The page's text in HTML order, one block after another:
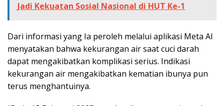
Jadi Kekuatan Sosial Nasional di HUT Ke-1
Dari informasi yang Ia peroleh melalui aplikasi Meta AI
menyatakan bahwa kekurangan air saat cuci darah
dapat mengakibatkan komplikasi serius. Indikasi
kekurangan air mengakibatkan kematian ibunya pun
terus menghantuinya.